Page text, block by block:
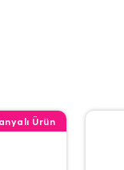
Ürün